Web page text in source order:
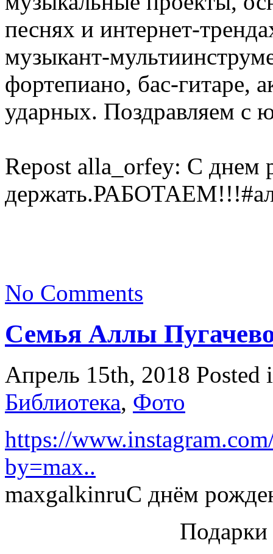
песнях и интернет-
музыкант-
фортепиано, бас-гитаре,
ударных. Поздравляем с
Repost alla_orfey: С днем
No Comments
Семья Аллы
Апрель 15th, 2018 Posted
Библиотека, Фото
https://
by=max..
maxgalkinruС днём
Подарки